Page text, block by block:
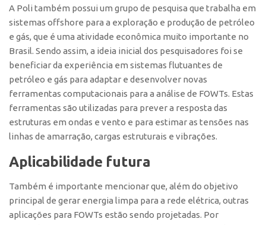
Bússola da Inovação
Agenda AUSPIN
SGE
Fala Inovação (Webinar)
SciBiz
A Poli também possui um grupo de pesquisa que trabalha em
sistemas offshore para a exploração e produção de petróleo
e gás, que é uma atividade econômica muito importante no
Brasil. Sendo assim, a ideia inicial dos pesquisadores foi se
beneficiar da experiência em sistemas flutuantes de
petróleo e gás para adaptar e desenvolver novas
ferramentas computacionais para a análise de FOWTs. Estas
ferramentas são utilizadas para prever a resposta das
estruturas em ondas e vento e para estimar as tensões nas
linhas de amarração, cargas estruturais e vibrações.
Aplicabilidade futura
Também é importante mencionar que, além do objetivo
principal de gerar energia limpa para a rede elétrica, outras
aplicações para FOWTs estão sendo projetadas. Por